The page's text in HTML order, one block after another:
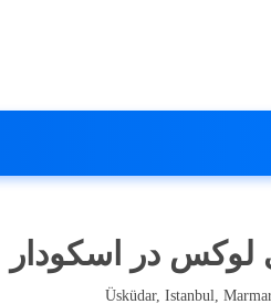
لوکس در اسکودار
Üsküdar, Istanbul,